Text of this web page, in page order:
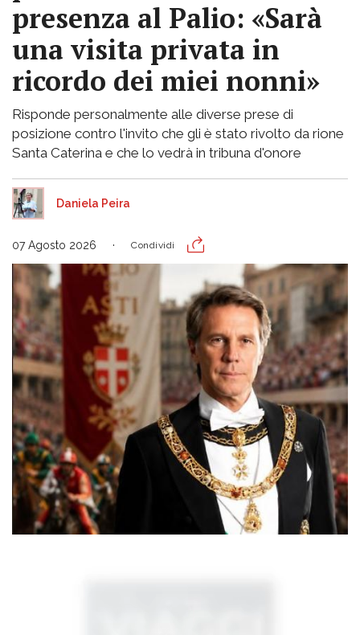
presenza al Palio: «Sarà
una visita privata in
ricordo dei miei nonni»
Risponde personalmente alle diverse prese di
posizione contro l'invito che gli è stato rivolto da rione
Santa Caterina e che lo vedrà in tribuna d'onore
Daniela Peira
07 Agosto 2026 Condividi